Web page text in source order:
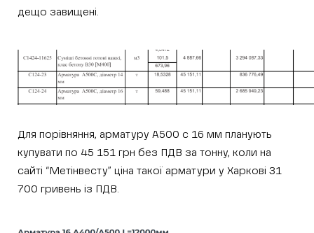
дещо завищені.
Для порівняння, арматуру А500 с 16 мм планують
купувати по 45 151 грн без ПДВ за тонну, коли на
сайті “Метінвесту” ціна такої арматури у Харкові 31
700 гривень із ПДВ.